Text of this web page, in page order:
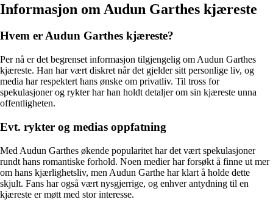
Informasjon om Audun Garthes kjæreste
Hvem er Audun Garthes kjæreste?
Per nå er det begrenset informasjon tilgjengelig om Audun Garthes
kjæreste. Han har vært diskret når det gjelder sitt personlige liv, og
media har respektert hans ønske om privatliv. Til tross for
spekulasjoner og rykter har han holdt detaljer om sin kjæreste unna
offentligheten.
Evt. rykter og medias oppfatning
Med Audun Garthes økende popularitet har det vært spekulasjoner
rundt hans romantiske forhold. Noen medier har forsøkt å finne ut mer
om hans kjærlighetsliv, men Audun Garthe har klart å holde dette
skjult. Fans har også vært nysgjerrige, og enhver antydning til en
kjæreste er møtt med stor interesse.